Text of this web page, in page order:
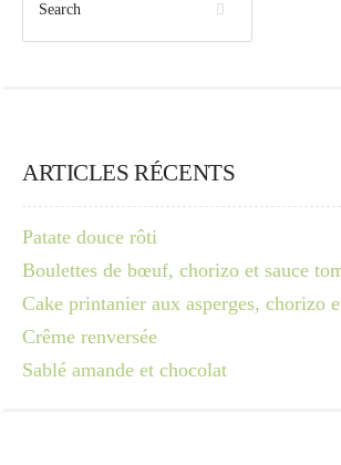
ARTICLES RÉCENTS
Patate douce rôti
Boulettes de bœuf, chorizo et sauce
Cake printanier aux asperges, chorizo
Crême renversée
Sablé amande et chocolat